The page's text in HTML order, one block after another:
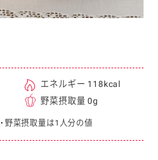
エネルギー 118kcal
野菜摂取量 0g
野菜摂取量は1人分の値